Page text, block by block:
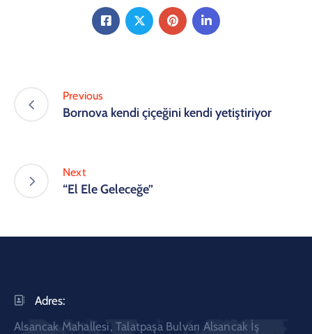
Previous
Bornova kendi çiçeğini kendi yetiştiriyor
Next
“El Ele Geleceğe”
Adres:
Alsancak Mahallesi, Talatpaşa Bulvarı Alsancak İş